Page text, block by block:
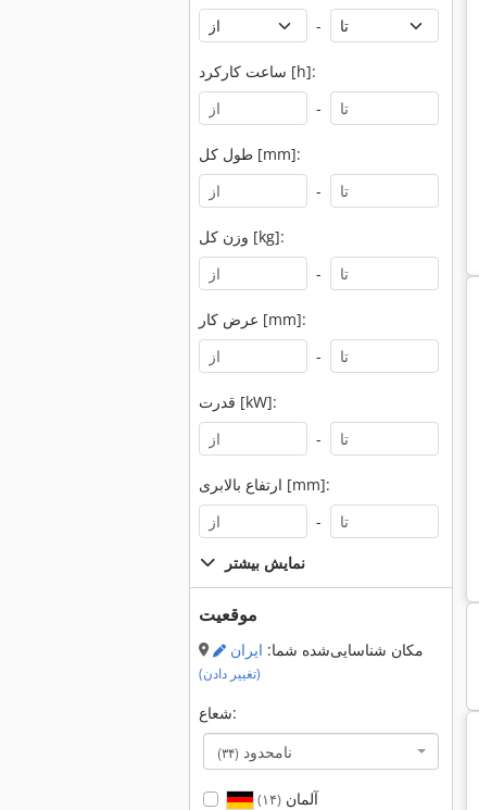
-
ساعت کارکرد [h]:
-
طول کل [mm]:
-
وزن کل [kg]:
-
عرض کار [mm]:
-
قدرت [kW]:
-
ارتفاع بالابری [mm]:
-
نمایش بیشتر
موقعیت
مکان شناسایی‌شده شما: ایران
(تغییر دادن)
شعاع:
نامحدود (۳۴)
آلمان(۱۴)
کابینه کوچک